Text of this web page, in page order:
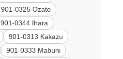
901-0325 Ozato
901-0344 Ihara
901-0313 Kakazu
901-0333 Mabuni